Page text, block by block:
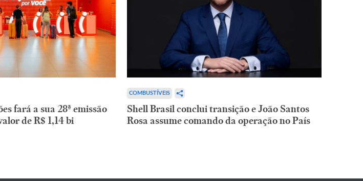
fará a sua 28ª emissão
de R$ 1,14 bi
COMBUSTÍVEIS
Shell Brasil conclui transição e João Santos
Rosa assume comando da operação no País